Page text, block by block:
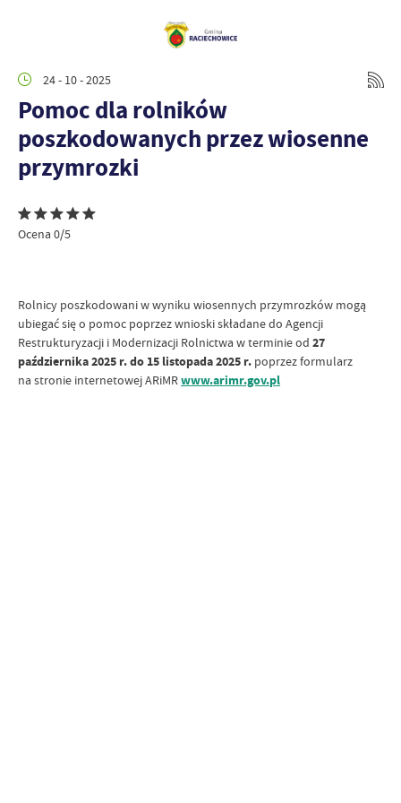
24 - 10 - 2025
Pomoc dla rolników
poszkodowanych przez wiosenne
przymrozki
Ocena 0/5
Rolnicy poszkodowani w wyniku wiosennych przymrozków mogą
ubiegać się o pomoc poprzez wnioski składane do Agencji
Restrukturyzacji i Modernizacji Rolnictwa w terminie od 27
października 2025 r. do 15 listopada 2025 r. poprzez formularz
na stronie internetowej ARiMRwww.arimr.gov.pl